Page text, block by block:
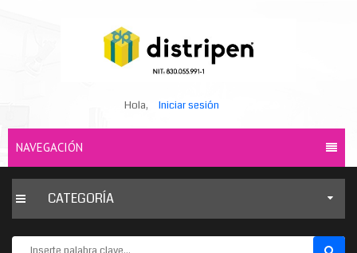
Hola, Iniciar sesión
NAVEGACIÓN
CATEGORÍA